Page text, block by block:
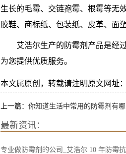
生长的毛霉、交链孢霉、根霉等无
胶鞋、商标纸、包装纸、皮革、面
艾浩尔生产的防霉剂产品是经
为您提供优质服务。
本文属原创，转载请注明原文网址
上一篇： 你知道生活中常用的防霉剂有
最新资讯：
专业做防霉剂的公司_艾浩尔 10 年防霉